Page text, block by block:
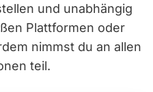
und unabhängig
Plattformen oder
nimmst du an allen
teil.